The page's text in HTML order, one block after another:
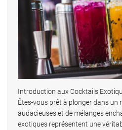
Introduction aux Cocktails
Êtes-vous prêt à plonger dans un
audacieuses et de mélanges
exotiques représentent une